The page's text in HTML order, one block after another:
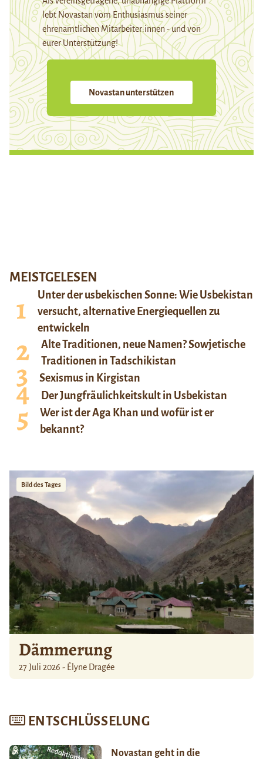
lebt Novastan vom Enthusiasmus seiner
ehrenamtlichen Mitarbeiter:innen - und von
eurer Unterstützung!
Novastan unterstützen
MEISTGELESEN
Unter der usbekischen Sonne: Wie Usbekistan
versucht, alternative Energiequellen zu
entwickeln
Alte Traditionen, neue Namen? Sowjetische
Traditionen in Tadschikistan
Sexismus in Kirgistan
Der Jungfräulichkeitskult in Usbekistan
Wer ist der Aga Khan und wofür ist er
bekannt?
Bild des Tages
Dämmerung
27 Juli 2026 - Élyne Dragée
ENTSCHLÜSSELUNG
Novastan geht in die